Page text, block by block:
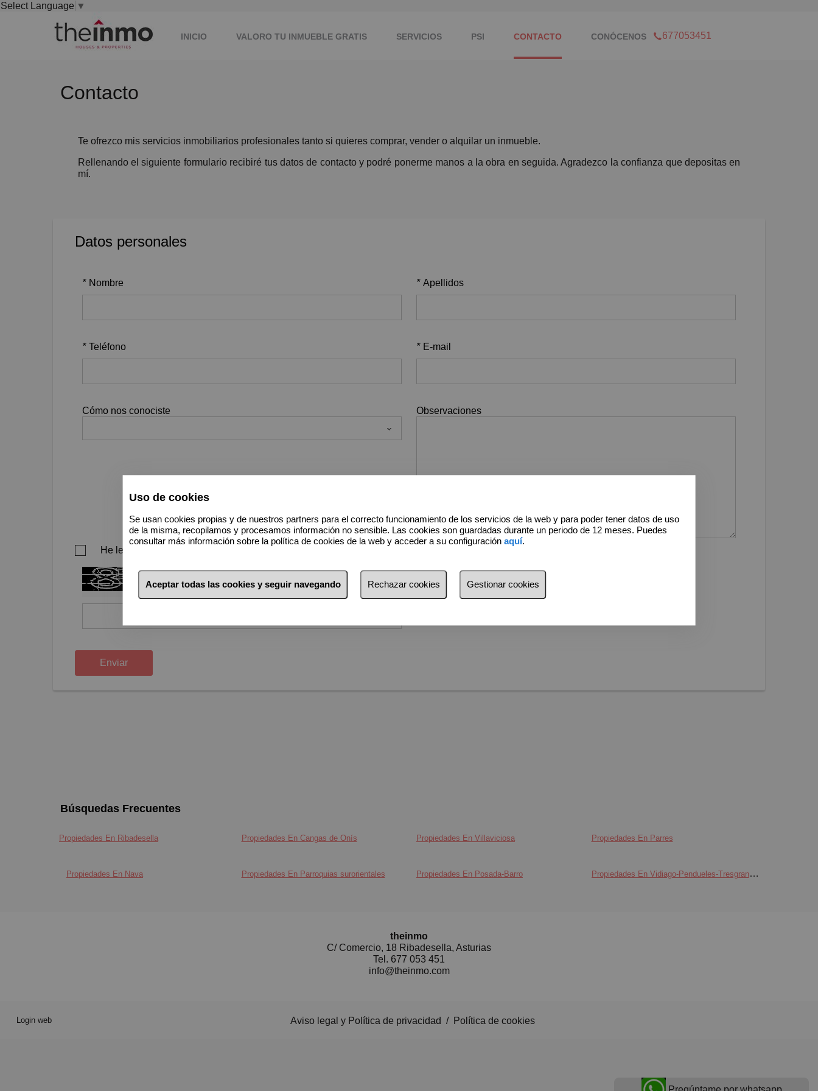
Select Language ▼
INICIO VALORO TU INMUEBLE GRATIS SERVICIOS PSI CONTACTO CONÓCENOS 677053451
Contacto
Te ofrezco mis servicios inmobiliarios profesionales tanto si quieres comprar, vender o alquilar un inmueble.
Rellenando el siguiente formulario recibiré tus datos de contacto y podré ponerme manos a la obra en seguida. Agradezco la confianza que depositas en
mí.
Datos personales
* Nombre * Apellidos
* Teléfono * E-mail
Cómo nos conociste Observaciones
He leído, comprendo y acepto el aviso legal y política de privacidad
Enviar
Búsquedas Frecuentes
Propiedades En Ribadesella Propiedades En Cangas de Onís Propiedades En Villaviciosa Propiedades En Parres
Propiedades En Nava Propiedades En Parroquias surorientales Propiedades En Posada-Barro Propiedades En Vidiago-Pendueles-Tresgrandas
theinmo
C/ Comercio, 18 Ribadesella, Asturias
Tel. 677 053 451
info@theinmo.com
Login web Aviso legal y Política de privacidad / Política de cookies
Uso de cookies
Se usan cookies propias y de nuestros partners para el correcto funcionamiento de los servicios de la web y para poder tener datos de uso
de la misma, recopilamos y procesamos información no sensible. Las cookies son guardadas durante un periodo de 12 meses. Puedes
consultar más información sobre la política de cookies de la web y acceder a su configuración aquí.
Aceptar todas las cookies y seguir navegando Rechazar cookies Gestionar cookies